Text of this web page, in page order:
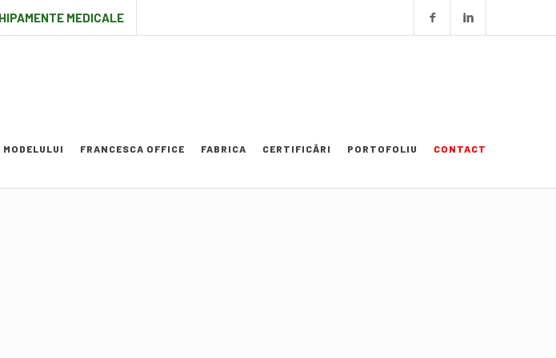
MEDICALE
FRANCESCA OFFICE FABRICA CERTIFICĂRI PORTOFOLIU CONTACT